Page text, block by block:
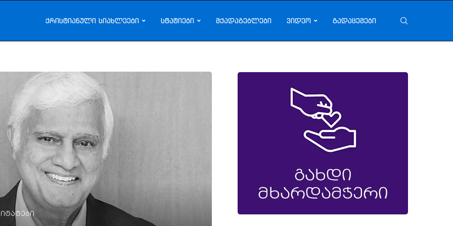
ქრისტიანული სიახლეები სტატიები მქადაგებლები ვიდეო გადაცემები